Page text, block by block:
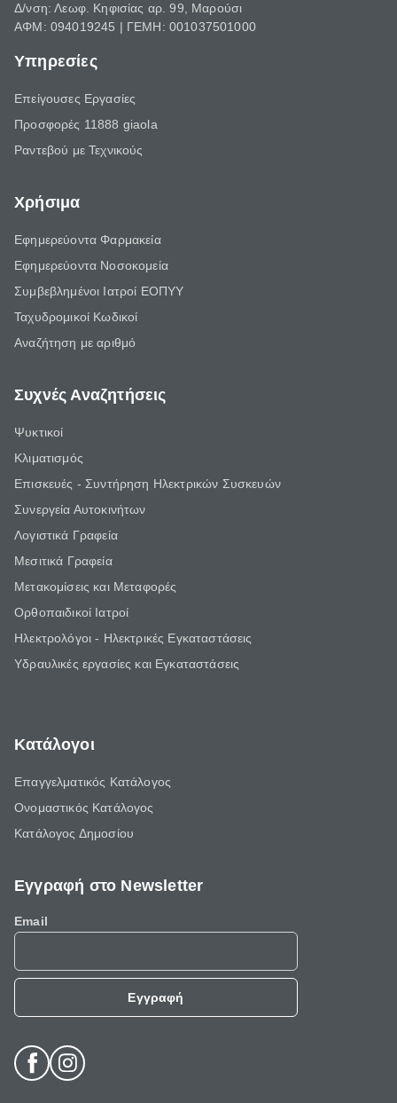
Δ/νση: Λεωφ. Κηφισίας αρ. 99, Μαρούσι
ΑΦΜ: 094019245 | ΓΕΜΗ: 001037501000
Υπηρεσίες
Επείγουσες Εργασίες
Προσφορές 11888 giaola
Ραντεβού με Τεχνικούς
Χρήσιμα
Εφημερεύοντα Φαρμακεία
Εφημερεύοντα Νοσοκομεία
Συμβεβλημένοι Ιατροί ΕΟΠΥΥ
Ταχυδρομικοί Κωδικοί
Αναζήτηση με αριθμό
Συχνές Αναζητήσεις
Ψυκτικοί
Κλιματισμός
Επισκευές - Συντήρηση Ηλεκτρικών Συσκευών
Συνεργεία Αυτοκινήτων
Λογιστικά Γραφεία
Μεσιτικά Γραφεία
Μετακομίσεις και Μεταφορές
Ορθοπαιδικοί Ιατροί
Ηλεκτρολόγοι - Ηλεκτρικές Εγκαταστάσεις
Υδραυλικές εργασίες και Εγκαταστάσεις
Κατάλογοι
Επαγγελματικός Κατάλογος
Ονομαστικός Κατάλογος
Κατάλογος Δημοσίου
Εγγραφή στο Newsletter
Email
Εγγραφή